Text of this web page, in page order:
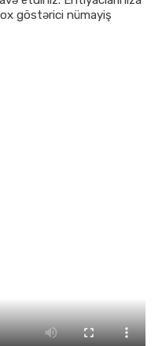
göstərici nümayiş